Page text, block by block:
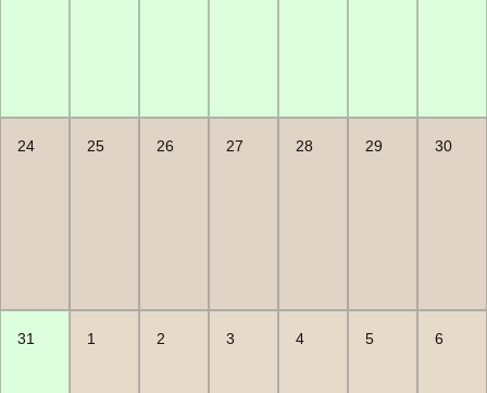
24 25 26 27 28 29 30
31 1 2 3 4 5 6